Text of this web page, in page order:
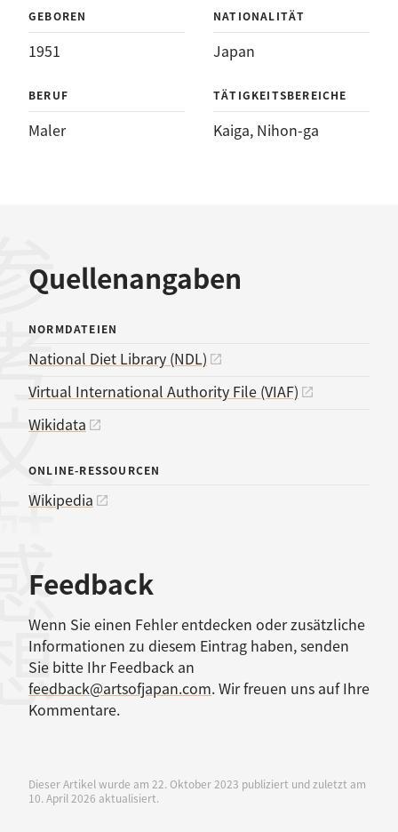
GEBOREN
1951
NATIONALITÄT
Japan
BERUF
Maler
TÄTIGKEITSBEREICHE
Kaiga, Nihon-ga
Quellenangaben
献
NORMDATEIEN
National Diet Library (NDL)
Virtual International Authority File (VIAF)
Wikidata
ONLINE-RESSOURCEN
Wikipedia
Feedback
Wenn Sie einen Fehler entdecken oder zusätzliche
Informationen zu diesem Eintrag haben, senden
Sie bitte Ihr Feedback an
feedback@artsofjapan.com. Wir freuen uns auf Ihre
Kommentare.
Dieser Artikel wurde am 22. Oktober 2023 publiziert und zuletzt am
10. April 2026 aktualisiert.